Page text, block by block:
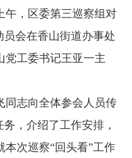
午，区委第三巡察组对
员会在香山街道办事处
党工委书记王亚一主
同志向全体参会人员传
，介绍了工作安排，
本次巡察“回头看”工作